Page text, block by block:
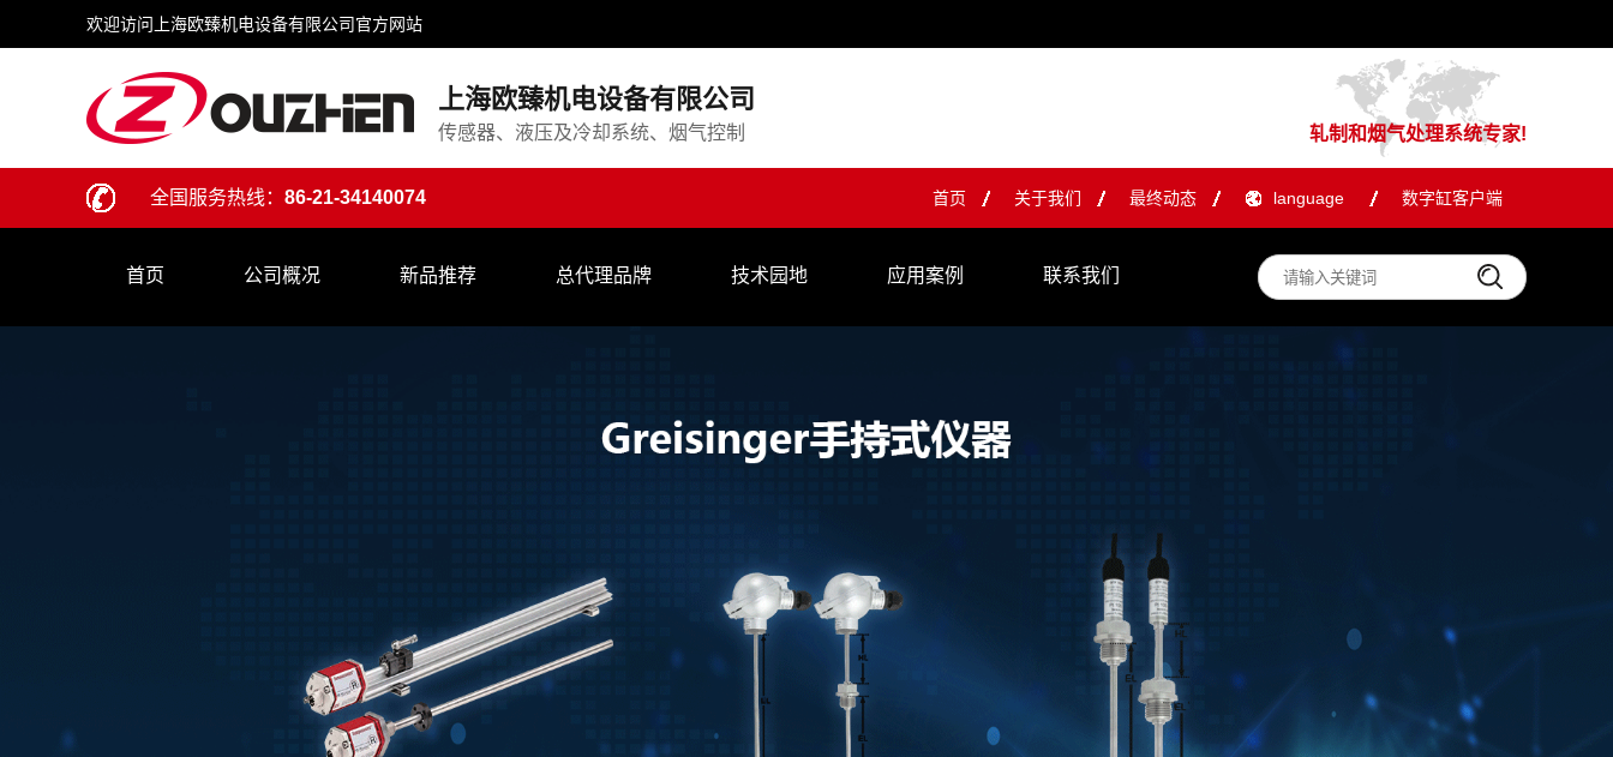
欢迎访问上海欧臻机电设备有限公司官方网站
上海欧臻机电设备有限公司
传感器、液压及冷却系统、烟气控制 轧制和烟气处理系统专家!
全国服务热线： 86-21-34140074 首页 关于我们 最终动态 language 数字缸客户端
首页 公司概况 新品推荐 总代理品牌 技术园地 应用案例 联系我们